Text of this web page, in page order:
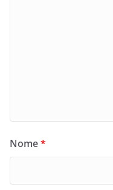
Nome*